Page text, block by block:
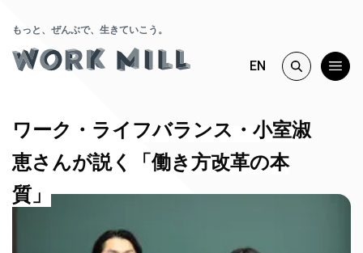
もっと、ぜんぶで、生きていこう。
EN
ワーク・ライフバランス・小室淑
恵さんが説く「働き方改革の本
質」